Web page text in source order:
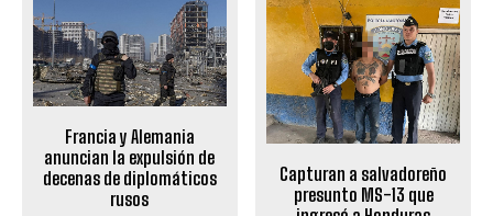
Francia y Alemania
anuncian la expulsión de
decenas de diplomáticos
rusos
Capturan a salvadoreño
presunto MS-13 que